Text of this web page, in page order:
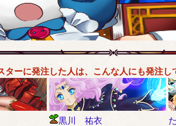
ターに発注した人は、こんな人にも発注し
黒川 祐衣